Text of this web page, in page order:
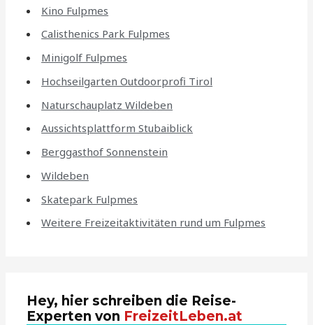
Kino Fulpmes
Calisthenics Park Fulpmes
Minigolf Fulpmes
Hochseilgarten Outdoorprofi Tirol
Naturschauplatz Wildeben
Aussichtsplattform Stubaiblick
Berggasthof Sonnenstein
Wildeben
Skatepark Fulpmes
Weitere Freizeitaktivitäten rund um Fulpmes
Hey, hier schreiben die Reise-
Experten von FreizeitLeben.at